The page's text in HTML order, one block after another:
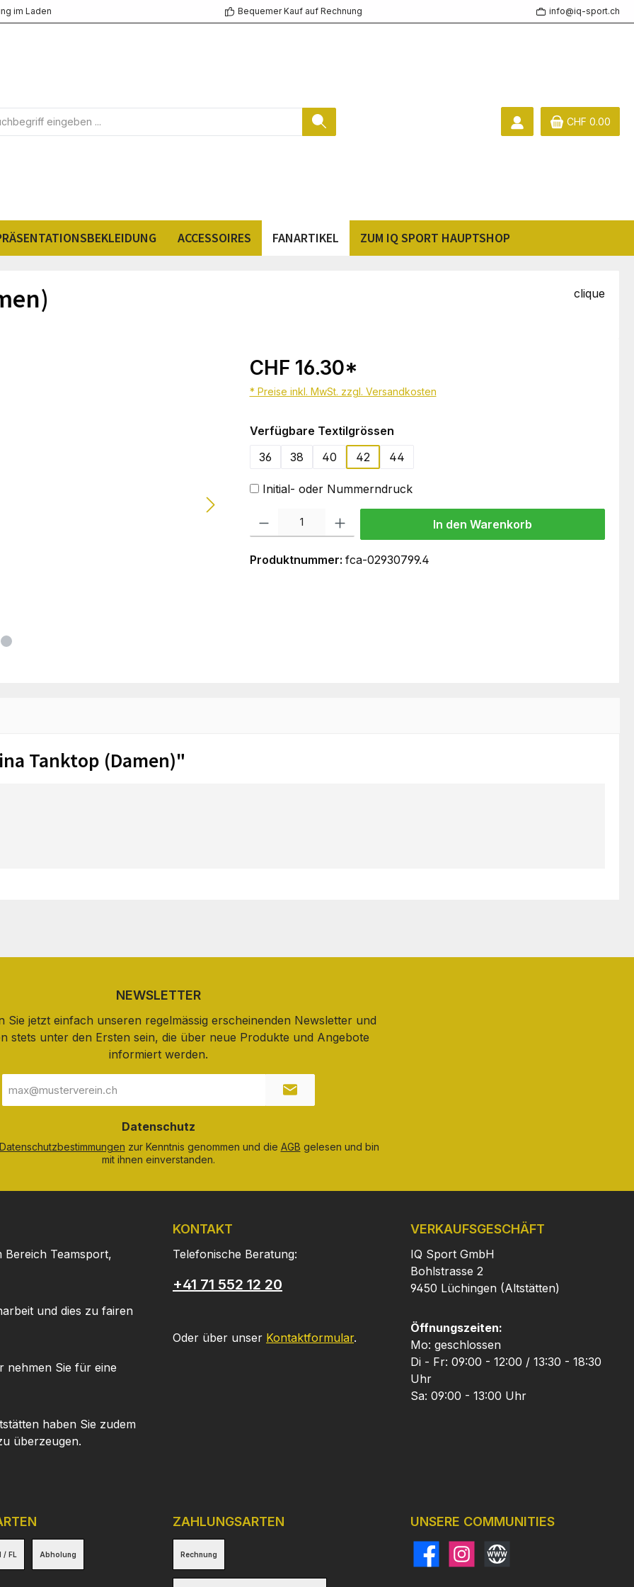
im Laden Bequemer Kauf auf Rechnung info@iq-sport.ch
CHF 0.00
ACCESSOIRES FANARTIKEL ZUM IQ SPORT HAUPTSHOP
clique
CHF 16.30*
* Preise inkl. MwSt. zzgl. Versandkosten
Verfügbare Textilgrössenauswählen
36
38 40 42 44
Initial- oder Nummerndruck
In den Warenkorb
Produktnummer: fca-02930799.4
Tanktop (Damen)"
NEWSLETTER
Sie jetzt einfach unseren regelmässig erscheinenden Newsletter und
stets unter den Ersten sein, die über neue Produkte und Angebote
informiert werden.
Mail-
Adresse
Datenschutz
Datenschutzbestimmungen zur Kenntnis genommen und die AGB gelesen und bin
mit ihnen einverstanden.
Bereich Teamsport,
und dies zu fairen
nehmen Sie für eine
haben Sie zudem
überzeugen.
KONTAKT
Telefonische Beratung:
+41 71 552 12 20
Oder über unser Kontaktformular.
VERKAUFSGESCHÄFT
IQ Sport GmbH
Bohlstrasse 2
9450 Lüchingen (Altstätten)
Öffnungszeiten:
Mo: geschlossen
Di - Fr: 09:00 - 12:00 / 13:30 - 18:30
Uhr
Sa: 09:00 - 13:00 Uhr
/ FL Abholung
ZAHLUNGSARTEN
Rechnung
UNSERE COMMUNITIES
FacebookInstagramWebsite